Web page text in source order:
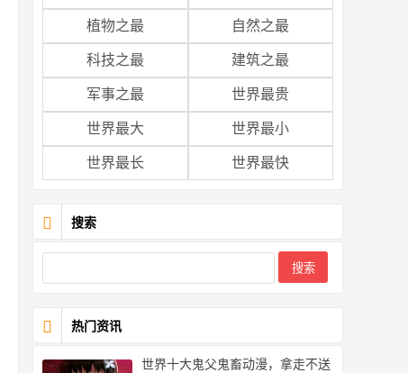
植物之最 自然之最
科技之最 建筑之最
军事之最 世界最贵
世界最大 世界最小
世界最长 世界最快
搜索
热门资讯
世界十大鬼父鬼畜动漫，拿走不送